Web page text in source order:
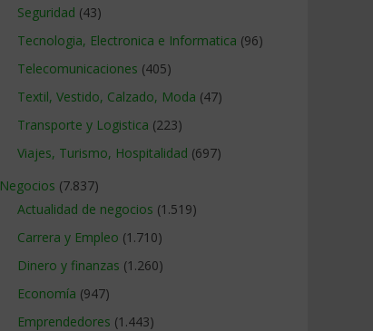
Seguridad (43)
Tecnologia, Electronica e Informatica (96)
Telecomunicaciones (405)
Textil, Vestido, Calzado, Moda (47)
Transporte y Logistica (223)
Viajes, Turismo, Hospitalidad (697)
Negocios (7.837)
Actualidad de negocios (1.519)
Carrera y Empleo (1.710)
Dinero y finanzas (1.260)
Economía (947)
Emprendedores (1.443)